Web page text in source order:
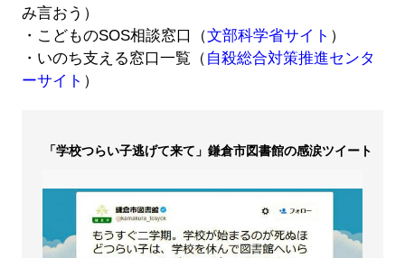
み言おう）
・こどものSOS相談窓口（文部科学省サイト ）
・いのち支える窓口一覧（ 自殺総合対策推進センタ
ーサイト ）
「学校つらい子逃げて来て」鎌倉市図書館の感涙ツイート